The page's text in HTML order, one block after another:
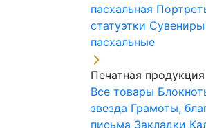
пасхальная
статуэтки Сувениры
пасхальные
Печатная продукция
Все товары
звезда Грамоты,
письма Закладки